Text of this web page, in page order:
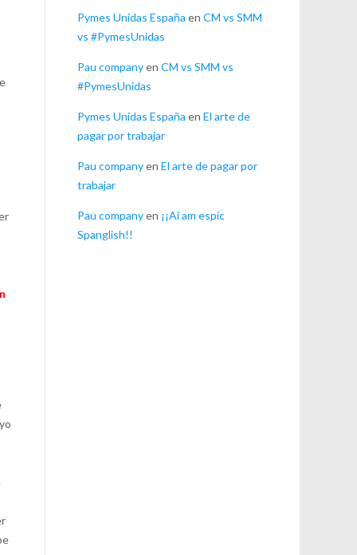
Pymes Unidas España en CM vs SMM
vs #PymesUnidas
Pau companyen CM vs SMM vs
#PymesUnidas
Pymes Unidas España en El arte de
pagar por trabajar
Pau companyen El arte de pagar por
trabajar
Pau companyen ¡¡Ai am espic
Spanglish!!